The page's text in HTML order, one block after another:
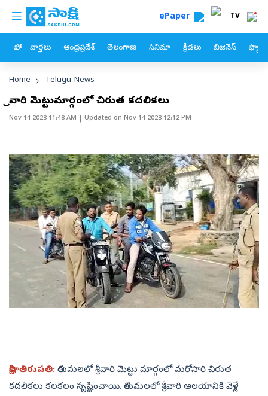
Skip to main content
custom menu ePaper TV
హోం వార్తలు ఆంధ్రప్రదేశ్ తెలంగాణ సినిమా క్రీడలు బిజినెస్
Breadcrumb
Home Telugu-News
శ్రీవారి మెట్టుమార్గంలో చిరుత కదలికలు
Nov 14 2023 11:48 AM | Updated on Nov 14 2023 12:12 PM
సాక్షి, తిరుపతి: తిరుమలలో శ్రీవారి మెట్టు మార్గంలో మరోసారి చిరుత
కదలికలు కలకలం సృష్టించాయి. తిరుమలలో శ్రీవారి ఆలయానికి వెళ్లే